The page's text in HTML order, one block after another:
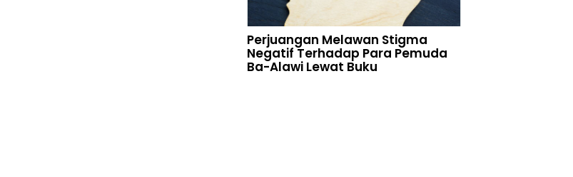
Perjuangan Melawan Stigma
Negatif Terhadap Para Pemuda
Ba-Alawi Lewat Buku